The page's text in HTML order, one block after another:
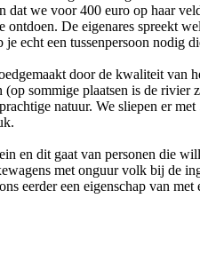
dat we voor 400 euro op haar
ontdoen. De eigenares spreekt
echt een tussenpersoon nodig
door de kwaliteit van
sommige plaatsen is de rivier
natuur. We sliepen er
en dit gaat van personen die
met onguur volk bij de
eerder een eigenschap van